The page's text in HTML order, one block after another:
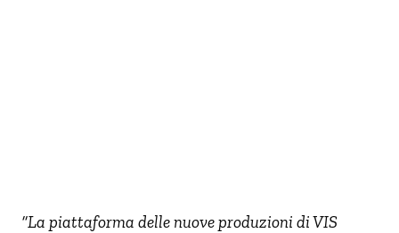
“La piattaforma delle nuove produzioni di VIS